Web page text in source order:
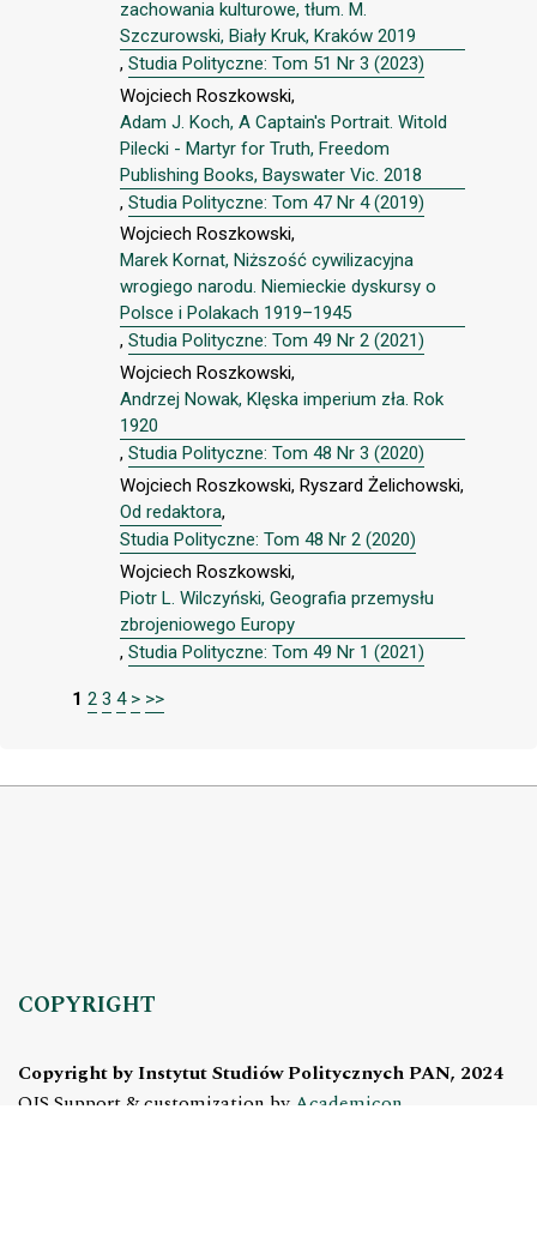
zachowania kulturowe, tłum. M.
Szczurowski, Biały Kruk, Kraków 2019
, Studia Polityczne: Tom 51 Nr 3 (2023)
Wojciech Roszkowski,
Adam J. Koch, A Captain's Portrait. Witold
Pilecki - Martyr for Truth, Freedom
Publishing Books, Bayswater Vic. 2018
, Studia Polityczne: Tom 47 Nr 4 (2019)
Wojciech Roszkowski,
Marek Kornat, Niższość cywilizacyjna
wrogiego narodu. Niemieckie dyskursy o
Polsce i Polakach 1919–1945
, Studia Polityczne: Tom 49 Nr 2 (2021)
Wojciech Roszkowski,
Andrzej Nowak, Klęska imperium zła. Rok
1920
, Studia Polityczne: Tom 48 Nr 3 (2020)
Wojciech Roszkowski, Ryszard Żelichowski,
Od redaktora,
Studia Polityczne: Tom 48 Nr 2 (2020)
Wojciech Roszkowski,
Piotr L. Wilczyński, Geografia przemysłu
zbrojeniowego Europy
, Studia Polityczne: Tom 49 Nr 1 (2021)
1 2 3 4 > >>
COPYRIGHT
Copyright by Instytut Studiów Politycznych PAN, 2024
OJS Support & customization by Academicon